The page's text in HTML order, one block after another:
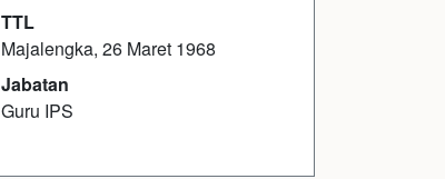
TTL
Majalengka, 26 Maret 1968
Jabatan
Guru IPS